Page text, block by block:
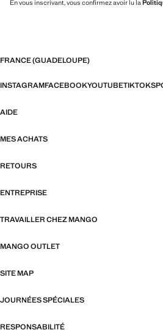
En vous inscrivant, vous confirmez avoir lu la
FRANCE (GUADELOUPE)
INSTAGRAMFACEBOOKYOUTUBETIKTOK
AIDE
MES ACHATS
RETOURS
ENTREPRISE
TRAVAILLER CHEZ MANGO
MANGO OUTLET
SITE MAP
JOURNÉES SPÉCIALES
RESPONSABILITÉ